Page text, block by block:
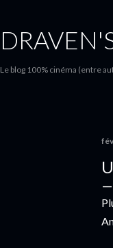
Le blog 100% cinéma (entre